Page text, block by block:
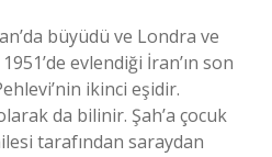
büyüdü ve Londra ve
evlendiği İran’ın son
ikinci eşidir.
da bilinir. Şah’a çocuk
tarafından saraydan